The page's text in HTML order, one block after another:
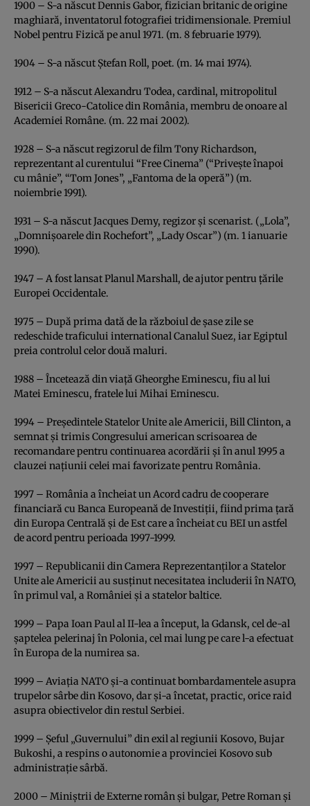
1900 – S-a născut Dennis Gabor, fizician britanic de origine
maghiară, inventatorul fotografiei tridimensionale. Premiul
Nobel pentru Fizică pe anul 1971. (m. 8 februarie 1979).
1904 – S-a născut Ştefan Roll, poet. (m. 14 mai 1974).
1912 – S-a născut Alexandru Todea, cardinal, mitropolitul
Bisericii Greco-Catolice din România, membru de onoare al
Academiei Române. (m. 22 mai 2002).
1928 – S-a născut regizorul de film Tony Richardson,
reprezentant al curentului “Free Cinema” (“Priveşte înapoi
cu mânie”, “Tom Jones”, „Fantoma de la operă”) (m.
noiembrie 1991).
1931 – S-a născut Jacques Demy, regizor şi scenarist. („Lola”,
„Domnişoarele din Rochefort”, „Lady Oscar”) (m. 1 ianuarie
1990).
1947 – A fost lansat Planul Marshall, de ajutor pentru ţările
Europei Occidentale.
1975 – După prima dată de la războiul de şase zile se
redeschide traficului international Canalul Suez, iar Egiptul
preia controlul celor două maluri.
1988 – Încetează din viaţă Gheorghe Eminescu, fiu al lui
Matei Eminescu, fratele lui Mihai Eminescu.
1994 – Preşedintele Statelor Unite ale Americii, Bill Clinton, a
semnat şi trimis Congresului american scrisoarea de
recomandare pentru continuarea acordării şi în anul 1995 a
clauzei naţiunii celei mai favorizate pentru România.
1997 – România a încheiat un Acord cadru de cooperare
financiară cu Banca Europeană de Investiţii, fiind prima ţară
din Europa Centrală şi de Est care a încheiat cu BEI un astfel
de acord pentru perioada 1997-1999.
1997 – Republicanii din Camera Reprezentanţilor a Statelor
Unite ale Americii au susţinut necesitatea includerii în NATO,
în primul val, a României şi a statelor baltice.
1999 – Papa Ioan Paul al II-lea a început, la Gdansk, cel de-al
şaptelea pelerinaj în Polonia, cel mai lung pe care l-a efectuat
în Europa de la numirea sa.
1999 – Aviaţia NATO şi-a continuat bombardamentele asupra
trupelor sârbe din Kosovo, dar şi-a încetat, practic, orice raid
asupra obiectivelor din restul Serbiei.
1999 – Şeful „Guvernului” din exil al regiunii Kosovo, Bujar
Bukoshi, a respins o autonomie a provinciei Kosovo sub
administraţie sârbă.
2000 – Miniştrii de Externe român şi bulgar, Petre Roman şi